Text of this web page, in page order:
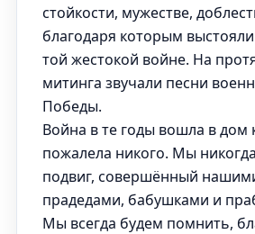
стойкости, мужестве,
благодаря которым
той жестокой войне. На
митинга звучали песни
Победы.
Война в те годы вошла в дом
пожалела никого. Мы
подвиг, совершённый
прадедами, бабушками и
Мы всегда будем помнить,